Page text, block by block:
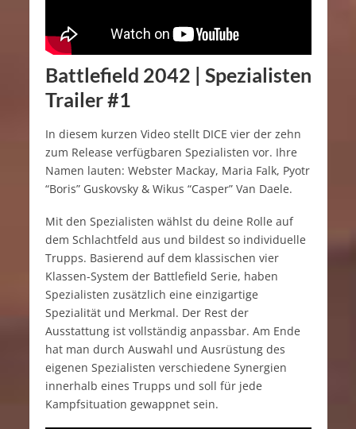
Battlefield 2042 | Spezialisten
Trailer #1
In diesem kurzen Video stellt DICE vier der zehn
zum Release verfügbaren Spezialisten vor. Ihre
Namen lauten: Webster Mackay, Maria Falk, Pyotr
“Boris” Guskovsky & Wikus “Casper” Van Daele.
Mit den Spezialisten wählst du deine Rolle auf
dem Schlachtfeld aus und bildest so individuelle
Trupps. Basierend auf dem klassischen vier
Klassen-System der Battlefield Serie, haben
Spezialisten zusätzlich eine einzigartige
Spezialität und Merkmal. Der Rest der
Ausstattung ist vollständig anpassbar. Am Ende
hat man durch Auswahl und Ausrüstung des
eigenen Spezialisten verschiedene Synergien
innerhalb eines Trupps und soll für jede
Kampfsituation gewappnet sein.